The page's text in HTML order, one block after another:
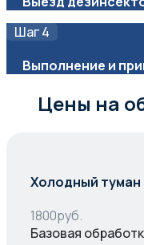
Шаг 4
Выполнение и
Цены на
Холодный туман
1800руб.
Базовая